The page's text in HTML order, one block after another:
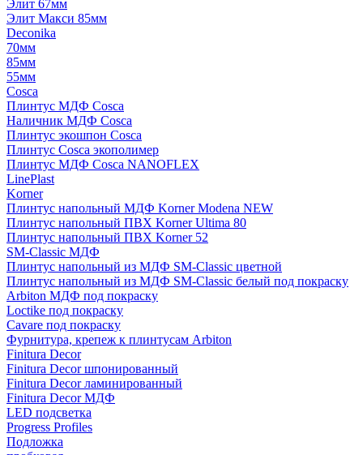
Элит 67мм
Элит Макси 85мм
Deconika
70мм
85мм
55мм
Cosca
Плинтус МДФ Cosca
Наличник МДФ Cosca
Плинтус экошпон Cosca
Плинтус Cosca экополимер
Плинтус МДФ Cosca NANOFLEX
LinePlast
Korner
Плинтус напольный МДФ Korner Modena NEW
Плинтус напольный ПВХ Korner Ultima 80
Плинтус напольный ПВХ Korner 52
SM-Classic МДФ
Плинтус напольный из МДФ SM-Classic цветной
Плинтус напольный из МДФ SM-Classic белый под покраску
Arbiton МДФ под покраску
Loctike под покраску
Cavare под покраску
Фурнитура, крепеж к плинтусам Arbiton
Finitura Decor
Finitura Decor шпонированный
Finitura Decor ламинированный
Finitura Decor МДФ
LED подсветка
Progress Profiles
Подложка